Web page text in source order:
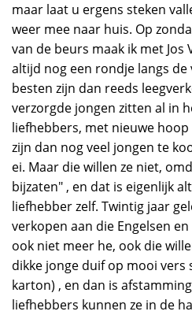
maar laat u ergens steken
weer mee naar huis. Op
van de beurs maak ik met
altijd nog een rondje langs
besten zijn dan reeds
verzorgde jongen zitten al in
liefhebbers, met nieuwe
zijn dan nog veel jongen te
ei. Maar die willen ze niet,
bijzaten" , en dat is eigenlijk
liefhebber zelf. Twintig jaar
verkopen aan die Engelsen
ook niet meer he, ook die
dikke jonge duif op mooi
karton) , en dan is
liefhebbers kunnen ze in de